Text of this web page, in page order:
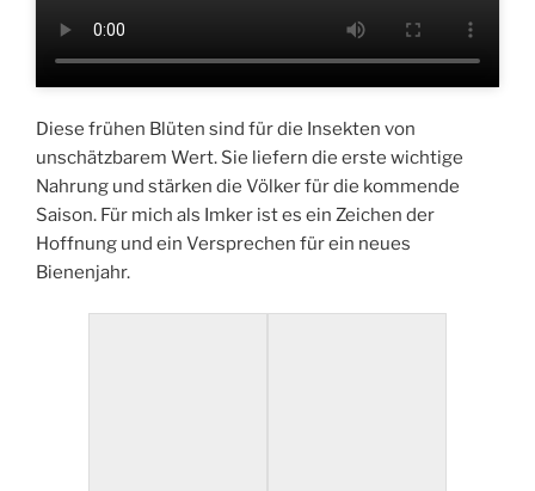
Diese frühen Blüten sind für die Insekten von
unschätzbarem Wert. Sie liefern die erste wichtige
Nahrung und stärken die Völker für die kommende
Saison. Für mich als Imker ist es ein Zeichen der
Hoffnung und ein Versprechen für ein neues
Bienenjahr.